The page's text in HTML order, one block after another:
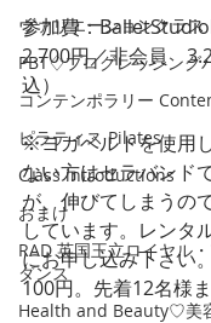
ヴァリエーションクラス
PBT♢プログレッシング
コンテンポラリー
ピラティス Pilates
Class introductions
おまけ
RAD 英国王立ロイヤル
ダンス
Health and Beauty♡美
参加費：
2.700円／非会員　
込）
※ヨガベルトを使用
ない方はセラバンド
が、伸びてしまうの
しています。レンタ
にお申し込み下さい
100円。先着12名様ま